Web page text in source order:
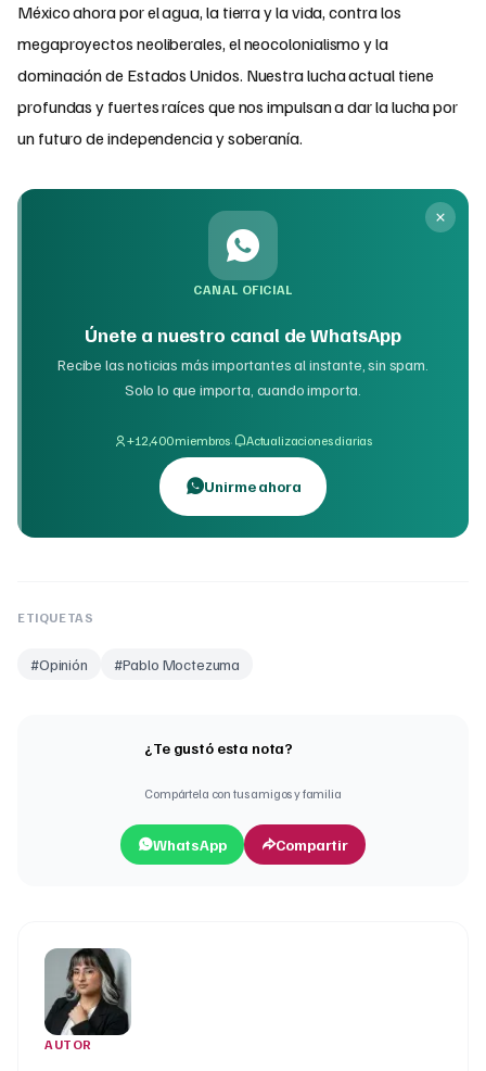
México ahora por el agua, la tierra y la vida, contra los
megaproyectos neoliberales, el neocolonialismo y la
dominación de Estados Unidos. Nuestra lucha actual tiene
profundas y fuertes raíces que nos impulsan a dar la lucha por
un futuro de independencia y soberanía.
CANAL OFICIAL
Únete a nuestro canal de WhatsApp
Recibe las noticias más importantes al instante, sin spam.
Solo lo que importa, cuando importa.
+12,400 miembros· Actualizaciones diarias
Unirme ahora
ETIQUETAS
#Opinión #Pablo Moctezuma
¿Te gustó esta nota?
Compártela con tus amigos y familia
WhatsApp Compartir
AUTOR